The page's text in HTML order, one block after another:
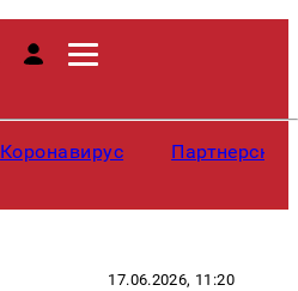
Коронавирус
17.06.2026, 11:20